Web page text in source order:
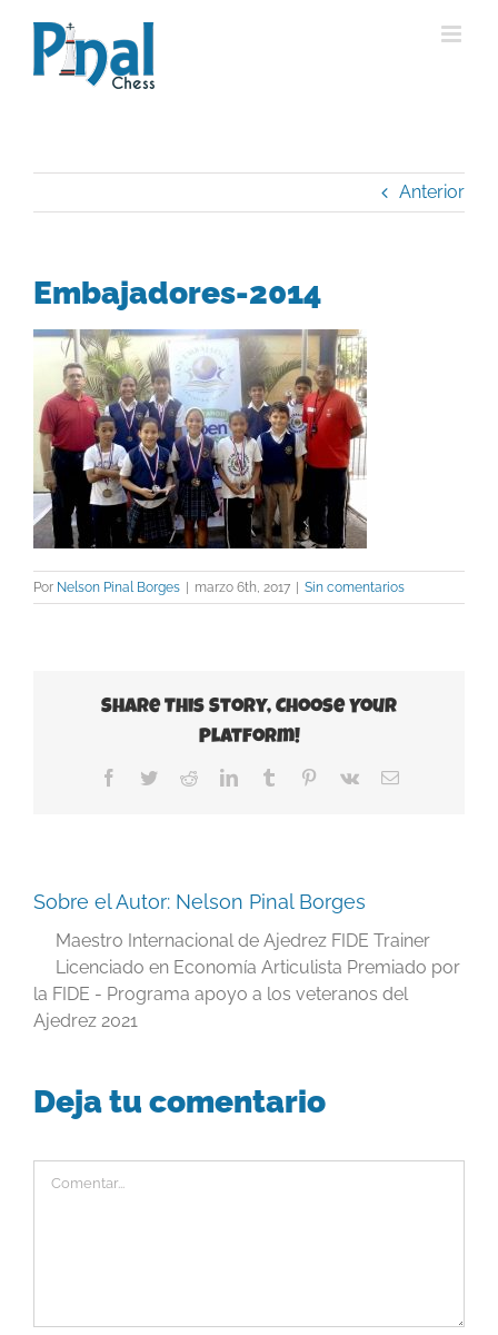
contenido
Anterior
Embajadores-2014
Por Nelson Pinal Borges | marzo 6th, 2017 | Sin comentarios
Share This Story, Choose Your
Platform!
Facebook
TwitterRedditLinkedInTumblr Pinterest
Vk
Correo
Sobre el Autor: Nelson Pinal Borges
Maestro Internacional de Ajedrez FIDE Trainer
Licenciado en Economía Articulista Premiado por
la FIDE - Programa apoyo a los veteranos del
Ajedrez 2021
Deja tu comentario